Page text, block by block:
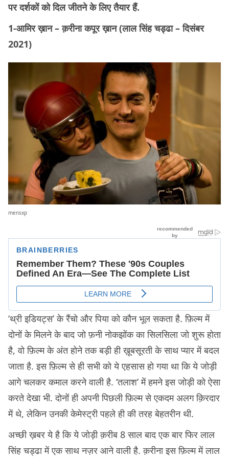
पर दर्शकों को दिल जीतने के लिए तैयार हैं.
1-आमिर ख़ान – क़रीना कपूर ख़ान (लाल सिंह चड्ढा – दिसंबर
2021)
mensxp
‘थ्री इडियट्स’ के रैंचो और पिया को कौन भूल सकता है. फ़िल्म में
दोनों के मिलने के बाद जो फ़नी नोकझोंक का सिलसिला जो शुरू होता
है, वो फ़िल्म के अंत होने तक बड़ी ही ख़ूबसूरती के साथ प्यार में बदल
जाता है. इस फ़िल्म से ही सभी को ये एहसास हो गया था कि ये जोड़ी
आगे चलकर कमाल करने वाली है. ‘तलाश’ में हमने इस जोड़ी को ऐसा
करते देखा भी. दोनों ही अपनी पिछली फ़िल्म से एकदम अलग क़िरदार
में थे, लेकिन उनकी केमेस्ट्री पहले ही की तरह बेहतरीन थी.
अच्छी ख़बर ये है कि ये जोड़ी क़रीब 8 साल बाद एक बार फिर लाल
सिंह चड्ढा में एक साथ नज़र आने वाली है. क़रीना इस फ़िल्म में लाल